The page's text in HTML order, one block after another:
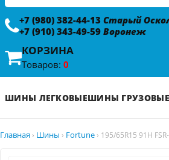
+7 (980) 382-44-13 Старый
+7 (910) 343-49-59 Воронеж
КОРЗИНА
Товаров: 0
ШИНЫ ЛЕГКОВЫЕШИНЫ ГРУЗОВЫЕ
Главная › Шины › Fortune › 195/65R15 91H